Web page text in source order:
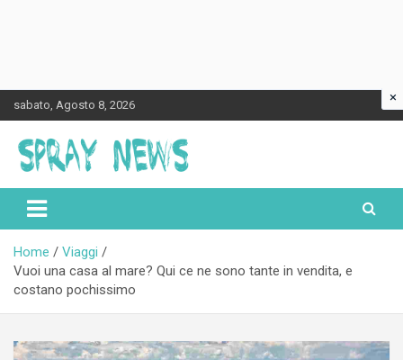
to
content
sabato, Agosto 8, 2026
Spraynews.it
Home
Viaggi
Vuoi una casa al mare? Qui ce ne sono tante in vendita, e
costano pochissimo
×